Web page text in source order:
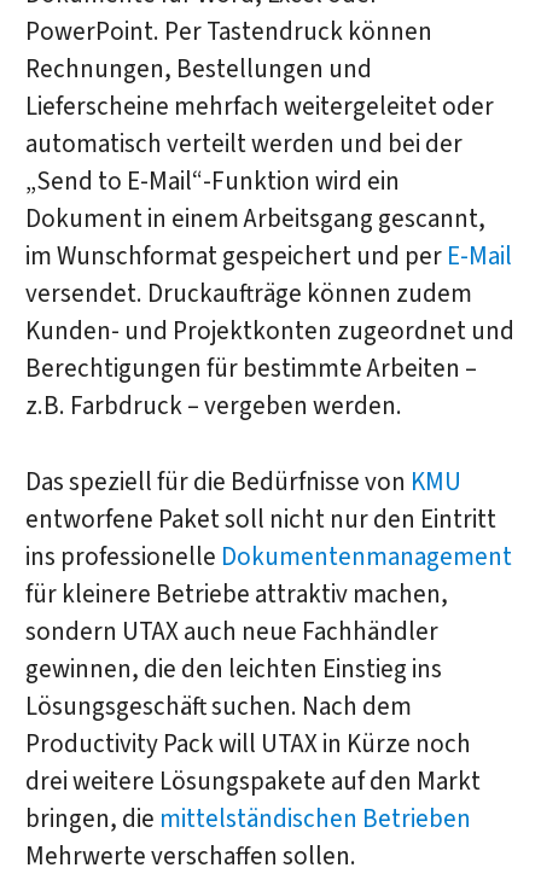
PowerPoint. Per Tastendruck können
Rechnungen, Bestellungen und
Lieferscheine mehrfach weitergeleitet oder
automatisch verteilt werden und bei der
„Send to E-Mail“-Funktion wird ein
Dokument in einem Arbeitsgang gescannt,
im Wunschformat gespeichert und per E-Mail
versendet. Druckaufträge können zudem
Kunden- und Projektkonten zugeordnet und
Berechtigungen für bestimmte Arbeiten –
z.B. Farbdruck – vergeben werden.
Das speziell für die Bedürfnisse von KMU
entworfene Paket soll nicht nur den Eintritt
ins professionelle Dokumentenmanagement
für kleinere Betriebe attraktiv machen,
sondern UTAX auch neue Fachhändler
gewinnen, die den leichten Einstieg ins
Lösungsgeschäft suchen. Nach dem
Productivity Pack will UTAX in Kürze noch
drei weitere Lösungspakete auf den Markt
bringen, die mittelständischen Betrieben
Mehrwerte verschaffen sollen.